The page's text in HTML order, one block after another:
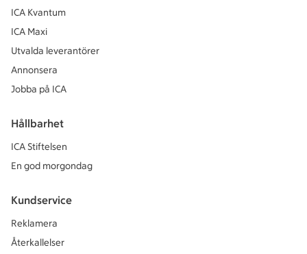
ICA Kvantum
ICA Maxi
Utvalda leverantörer
Annonsera
Jobba på ICA
Hållbarhet
ICA Stiftelsen
En god morgondag
Kundservice
Reklamera
Återkallelser